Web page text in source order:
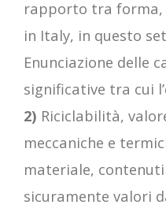
rapporto tra forma,
in Italy, in questo
Enunciazione delle
significative tra cui
2) Riciclabilità,
meccaniche e
materiale,
sicuramente valori